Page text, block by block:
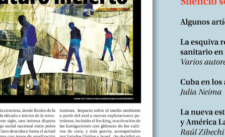
en contra en un partido en el que los neoconservadores,
un líder enérgico, lo que lo diferencia mucho de lo que
La simpatía que se tienen estos dos hombres de mano
–se alegra Trump–; no lo respeta.”
sobre las afinidades que puedan existir entre sus dirigentes.
no resulta ni sorprendente ni indiferente que los
restauración patriótica y moral, nostálgicos de una novela